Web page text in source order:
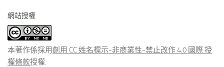
類
文
章
網站授權
本著作係採用創用 CC 姓名標示-非商業性-禁止改作 4.0 國際 授
權條款授權.